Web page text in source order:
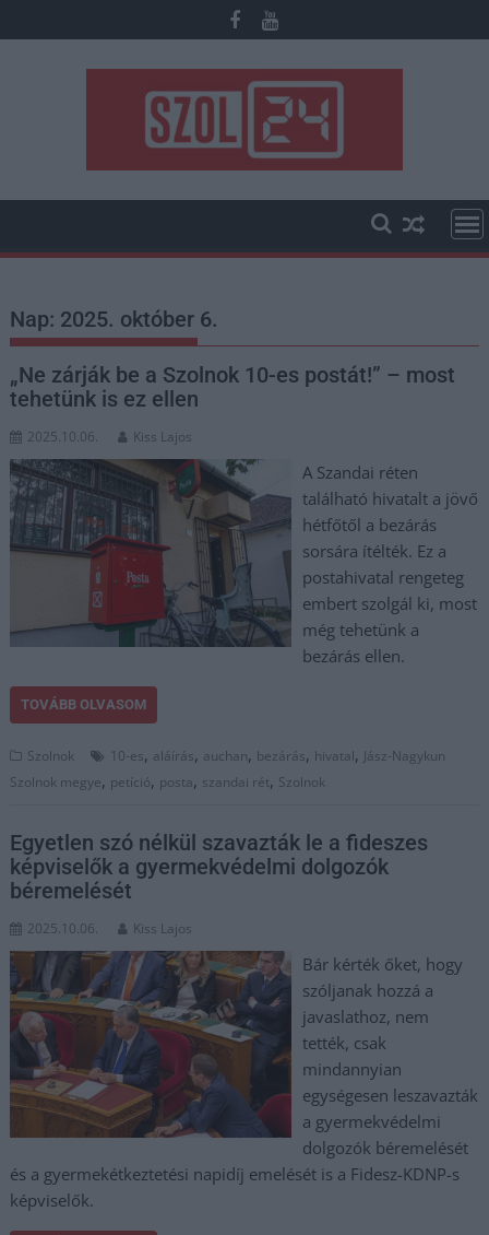
to
Nap: 2025. október 6.
„Ne zárják be a Szolnok 10-es postát!” – most
tehetünk is ez ellen
2025.10.06. Kiss Lajos
A Szandai réten
található hivatalt a jövő
hétfőtől a bezárás
sorsára ítélték. Ez a
postahivatal rengeteg
embert szolgál ki, most
még tehetünk a
bezárás ellen.
TOVÁBB OLVASOM
Szolnok 10-es, aláírás, auchan, bezárás, hivatal, Jász-Nagykun
Szolnok megye, petíció, posta, szandai rét, Szolnok
Egyetlen szó nélkül szavazták le a fideszes
képviselők a gyermekvédelmi dolgozók
béremelését
2025.10.06. Kiss Lajos
Bár kérték őket, hogy
szóljanak hozzá a
javaslathoz, nem
tették, csak
mindannyian
egységesen leszavazták
a gyermekvédelmi
dolgozók béremelését
és a gyermekétkeztetési napidíj emelését is a Fidesz-KDNP-s
képviselők.